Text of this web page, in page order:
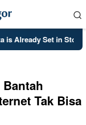
Set in Stone
Tak Bisa